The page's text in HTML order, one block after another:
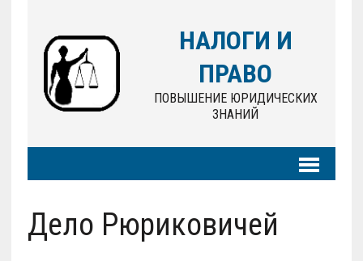
НАЛОГИ И
ПРАВО
ПОВЫШЕНИЕ ЮРИДИЧЕСКИХ
ЗНАНИЙ
Дело Рюриковичей